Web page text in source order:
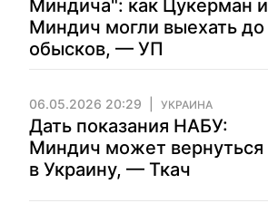
Миндича": как Цукерман и
Миндич могли выехать до
обысков, — УП
06.05.2026 20:29 УКРАИНА
Дать показания НАБУ:
Миндич может вернуться
в Украину, — Ткач